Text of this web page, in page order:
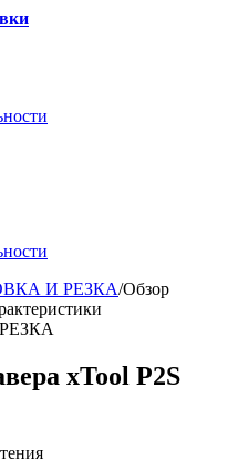
И РЕЗКА/Обзор
xTool P2S